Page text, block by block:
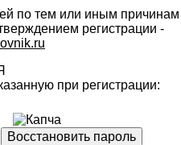
по тем или иным причинам
регистрации -
при регистрации: